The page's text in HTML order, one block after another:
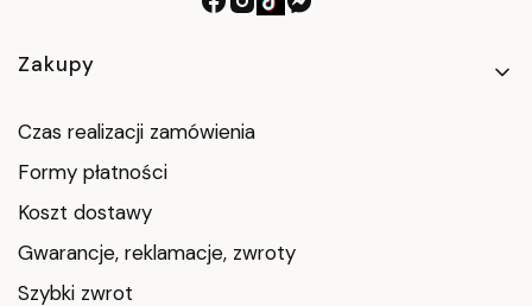
Linki w stopce
Zakupy
Czas realizacji zamówienia
Formy płatności
Koszt dostawy
Gwarancje, reklamacje, zwroty
Szybki zwrot